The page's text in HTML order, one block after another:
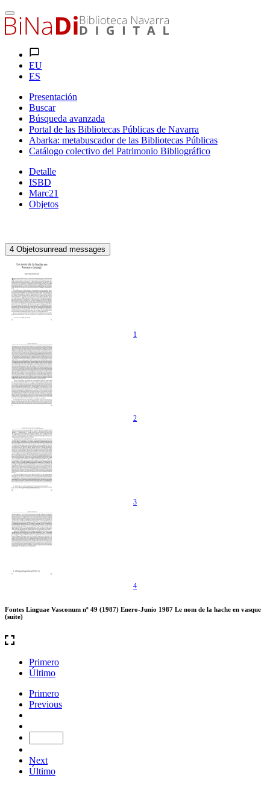
EU
ES
Presentación
Buscar
Búsqueda avanzada
Portal de las Bibliotecas Públicas de Navarra
Abarka: metabuscador de las Bibliotecas Públicas
Catálogo colectivo del Patrimonio Bibliográfico
Detalle
ISBD
Marc21
Objetos
4 Objetosunread messages
1
2
3
4
Fontes Linguae Vasconum nº 49 (1987) Enero-Junio 1987 Le nom de la hache en vasque
(suite)
Primero
Último
Primero
Previous
Next
Último